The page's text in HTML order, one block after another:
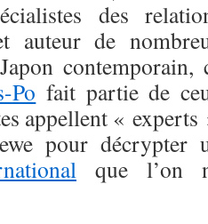
des
auteur de
contemporain,
Po fait partie de
appellent « experts
pour décrypter
que l’on